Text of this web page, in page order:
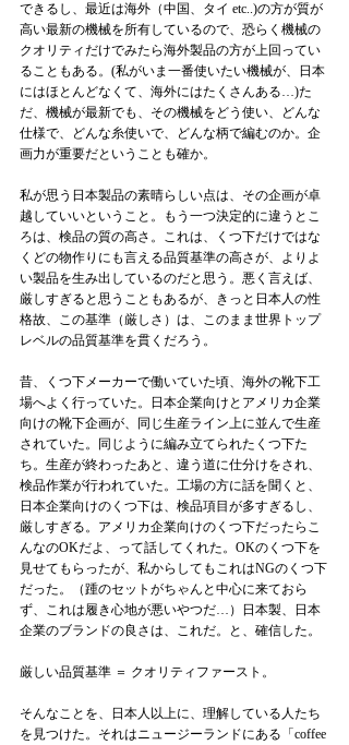
できるし、最近は海外（中国、タイ etc..)の方が質が
高い最新の機械を所有しているので、恐らく機械の
クオリティだけでみたら海外製品の方が上回ってい
ることもある。(私がいま一番使いたい機械が、日本
にはほとんどなくて、海外にはたくさんある…)た
だ、機械が最新でも、その機械をどう使い、どんな
仕様で、どんな糸使いで、どんな柄で編むのか。企
画力が重要だということも確か。
私が思う日本製品の素晴らしい点は、その企画が卓
越していいということ。もう一つ決定的に違うとこ
ろは、検品の質の高さ。これは、くつ下だけではな
くどの物作りにも言える品質基準の高さが、よりよ
い製品を生み出しているのだと思う。悪く言えば、
厳しすぎると思うこともあるが、きっと日本人の性
格故、この基準（厳しさ）は、このまま世界トップ
レベルの品質基準を貫くだろう。
昔、くつ下メーカーで働いていた頃、海外の靴下工
場へよく行っていた。日本企業向けとアメリカ企業
向けの靴下企画が、同じ生産ライン上に並んで生産
されていた。同じように編み立てられたくつ下た
ち。生産が終わったあと、違う道に仕分けをされ、
検品作業が行われていた。工場の方に話を聞くと、
日本企業向けのくつ下は、検品項目が多すぎるし、
厳しすぎる。アメリカ企業向けのくつ下だったらこ
んなのOKだよ、って話してくれた。OKのくつ下を
見せてもらったが、私からしてもこれはNGのくつ下
だった。（踵のセットがちゃんと中心に来ておら
ず、これは履き心地が悪いやつだ…）日本製、日本
企業のブランドの良さは、これだ。と、確信した。
厳しい品質基準 ＝ クオリティファースト。
そんなことを、日本人以上に、理解している人たち
を見つけた。それはニュージーランドにある「coffee